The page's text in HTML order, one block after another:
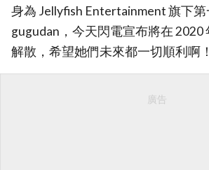
身為 Jellyfish Entertainment 旗下
gugudan，今天閃電宣布將在 2020
解散，希望她們未來都一切順利啊！
廣告